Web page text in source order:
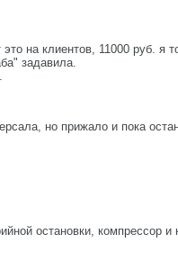
на клиентов, 11000 руб. я
задавила.
но прижало и пока
остановки, компрессор